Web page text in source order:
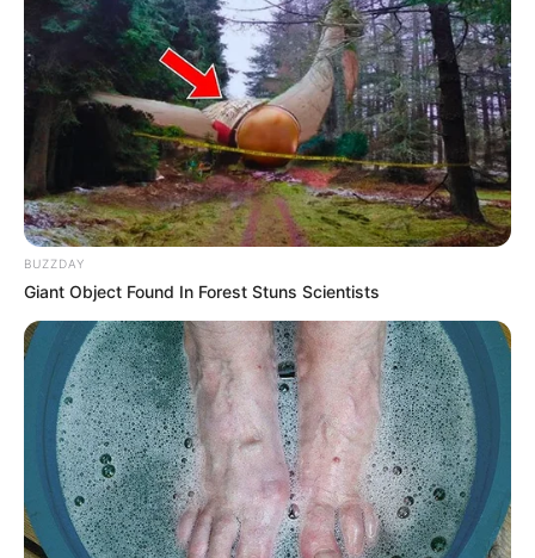
BUZZDAY
Giant Object Found In Forest Stuns Scientists